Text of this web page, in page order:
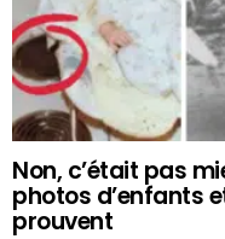
Non, c’était pas
photos d’enfants
prouvent